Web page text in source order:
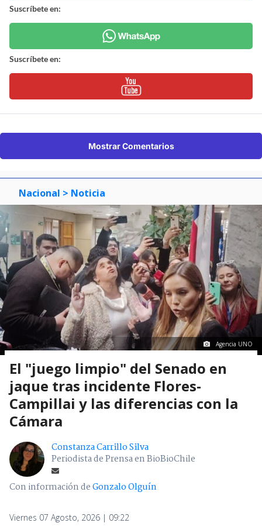
Suscríbete en:
Suscríbete en:
Mostrar Comentarios
Nacional > Noticia
Agencia UNO
El "juego limpio" del Senado en
jaque tras incidente Flores-
Campillai y las diferencias con la
Cámara
Constanza Carrillo Silva
Periodista de Prensa en BioBioChile
Con información deGonzalo Olguín
Viernes 07 Agosto, 2026 | 09:22